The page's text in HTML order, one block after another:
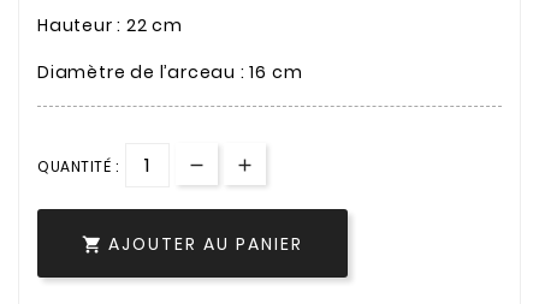
Hauteur : 22 cm
Diamètre de l’arceau : 16 cm
QUANTITÉ :
 AJOUTER AU PANIER